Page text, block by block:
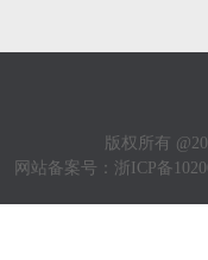
版权所有
网站备案号： 浙ICP备